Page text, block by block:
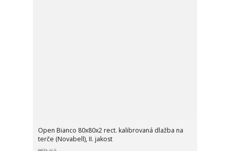
Open Bianco 80x80x2 rect. kalibrovaná dlažba na
terče (Novabell), II. jakost